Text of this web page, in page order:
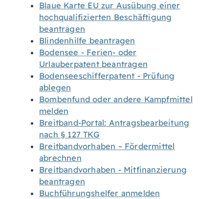
Blaue Karte EU zur Ausübung einer
hochqualifizierten Beschäftigung
beantragen
Blindenhilfe beantragen
Bodensee - Ferien- oder
Urlauberpatent beantragen
Bodenseeschifferpatent - Prüfung
ablegen
Bombenfund oder andere Kampfmittel
melden
Breitband-Portal: Antragsbearbeitung
nach § 127 TKG
Breitbandvorhaben – Fördermittel
abrechnen
Breitbandvorhaben - Mitfinanzierung
beantragen
Buchführungshelfer anmelden